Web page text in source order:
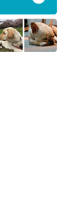
（腫れ）や、乳